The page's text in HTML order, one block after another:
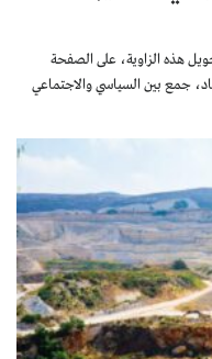
هذه الزاوية، على الصفحة
جمع بين السياسي والاجتماعي